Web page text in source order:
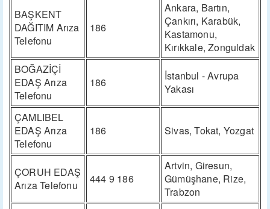
BAŞKENT
DAĞITIM Arıza
Telefonu
186
Ankara, Bartın,
Çankırı, Karabük,
Kastamonu,
Kırıkkale, Zonguldak
BOĞAZİÇİ
EDAŞ Arıza
Telefonu
186
İstanbul - Avrupa
Yakası
ÇAMLIBEL
EDAŞ Arıza
Telefonu
186 Sivas, Tokat, Yozgat
ÇORUH EDAŞ
Arıza Telefonu
444 9 186
Artvin, Giresun,
Gümüşhane, Rize,
Trabzon